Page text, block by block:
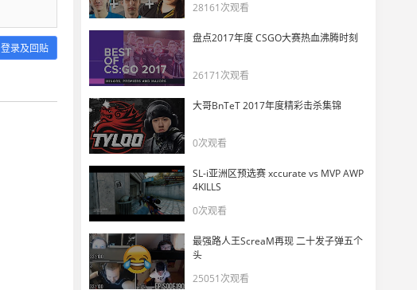
DANK1NG预言Falcons被追入加时！
玩机器看s1mple拿下CS2BO3首胜！
HEXT再现“NiKo hello”后一分不拿直接结束图一
Twistzz1v3，直接空摘s1mple！
登录及回贴
28161次观看
盘点2017年度 CSGO大赛热血沸腾时刻
26171次观看
大哥BnTeT 2017年度精彩击杀集锦
0次观看
SL-i亚洲区预选赛 xccurate vs MVP AWP
4KILLS
0次观看
最强路人王ScreaM再现 二十发子弹五个
头
25051次观看